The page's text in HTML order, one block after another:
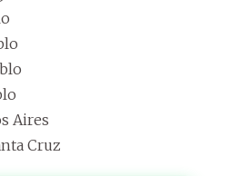
Aires
Cruz